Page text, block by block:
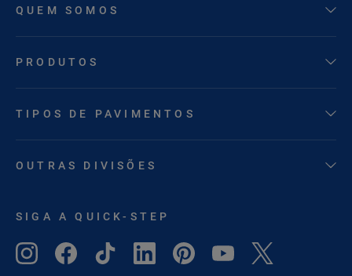
QUEM SOMOS
PRODUTOS
TIPOS DE PAVIMENTOS
OUTRAS DIVISÕES
SIGA A QUICK-STEP